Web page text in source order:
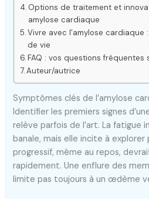
Options de traitement et
amylose cardiaque
Vivre avec l’amylose cardiaque
de vie
FAQ : vos questions fréquentes
Auteur/autrice
Symptômes clés de l’amylose
Identifier les premiers signes
relève parfois de l’art. La fatigue
banale, mais elle incite à explorer
progressif, même au repos,
rapidement. Une enflure des
limite pas toujours à un œdème